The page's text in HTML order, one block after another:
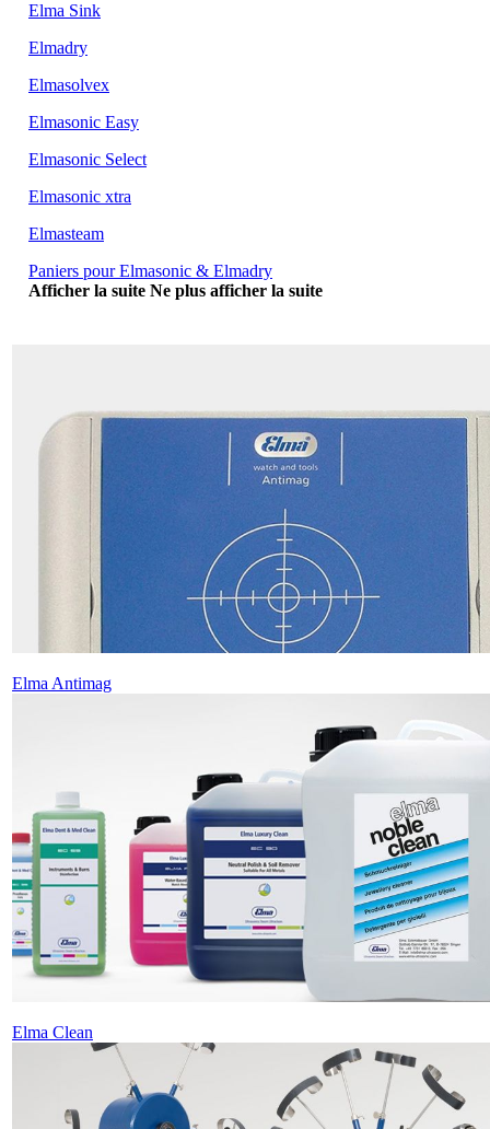
Elma Sink
Elmadry
Elmasolvex
Elmasonic Easy
Elmasonic Select
Elmasonic xtra
Elmasteam
Paniers pour Elmasonic & Elmadry
Afficher la suite Ne plus afficher la suite
Elma Antimag
Elma Clean